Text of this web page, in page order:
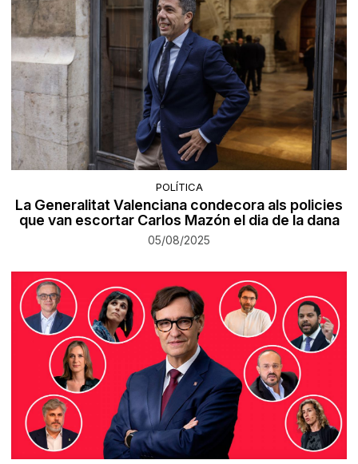
POLÍTICA
La Generalitat Valenciana condecora als policies
que van escortar Carlos Mazón el dia de la dana
05/08/2025